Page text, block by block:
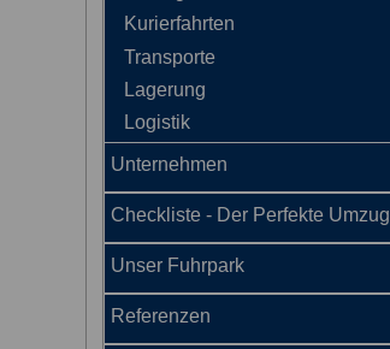
Kurierfahrten
Transporte
Lagerung
Logistik
Unternehmen
Checkliste - Der Perfekte Umzug
Unser Fuhrpark
Referenzen